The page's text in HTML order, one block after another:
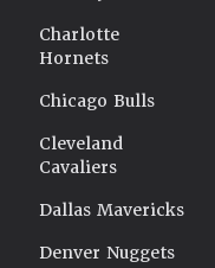
Charlotte
Hornets
Chicago Bulls
Cleveland
Cavaliers
Dallas Mavericks
Denver Nuggets